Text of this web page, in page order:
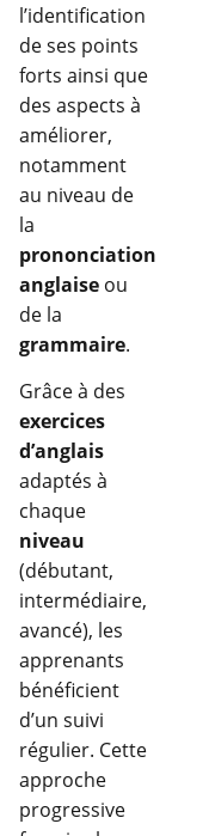
l’identification
de ses points
forts ainsi que
des aspects à
améliorer,
notamment
au niveau de
la
prononciation
anglaise ou
de la
grammaire.
Grâce à des
exercices
d’anglais
adaptés à
chaque
niveau
(débutant,
intermédiaire,
avancé), les
apprenants
bénéficient
d’un suivi
régulier. Cette
approche
progressive